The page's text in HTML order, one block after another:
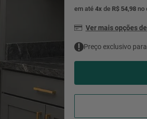
em até 4x de R$ 54,98no
Ver mais opções
Preço exclusivo
mesa